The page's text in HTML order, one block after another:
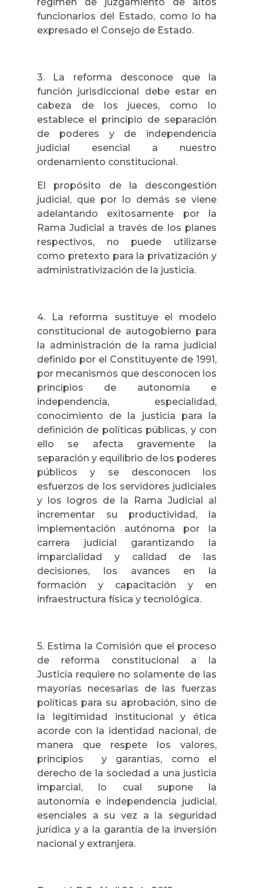
funcionarios del Estado, como lo ha
expresado el Consejo de Estado.
3. La reforma desconoce que la
función jurisdiccional debe estar en
cabeza de los jueces, como lo
establece el principio de separación
de poderes y de independencia
judicial esencial a nuestro
ordenamiento constitucional.
El propósito de la descongestión
judicial, que por lo demás se viene
adelantando exitosamente por la
Rama Judicial a través de los planes
respectivos, no puede utilizarse
como pretexto para la privatización y
administrativización de la justicia.
4. La reforma sustituye el modelo
constitucional de autogobierno para
la administración de la rama judicial
definido por el Constituyente de 1991,
por mecanismos que desconocen los
principios de autonomía e
independencia, especialidad,
conocimiento de la justicia para la
definición de políticas públicas, y con
ello se afecta gravemente la
separación y equilibrio de los poderes
públicos y se desconocen los
esfuerzos de los servidores judiciales
y los logros de la Rama Judicial al
incrementar su productividad, la
implementación autónoma por la
carrera judicial garantizando la
imparcialidad y calidad de las
decisiones, los avances en la
formación y capacitación y en
infraestructura física y tecnológica.
5. Estima la Comisión que el proceso
de reforma constitucional a la
Justicia requiere no solamente de las
mayorías necesarias de las fuerzas
políticas para su aprobación, sino de
la legitimidad institucional y ética
acorde con la identidad nacional, de
manera que respete los valores,
principios y garantías, como el
derecho de la sociedad a una justicia
imparcial, lo cual supone la
autonomía e independencia judicial,
esenciales a su vez a la seguridad
jurídica y a la garantía de la inversión
nacional y extranjera.